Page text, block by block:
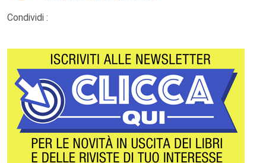
Condividi :